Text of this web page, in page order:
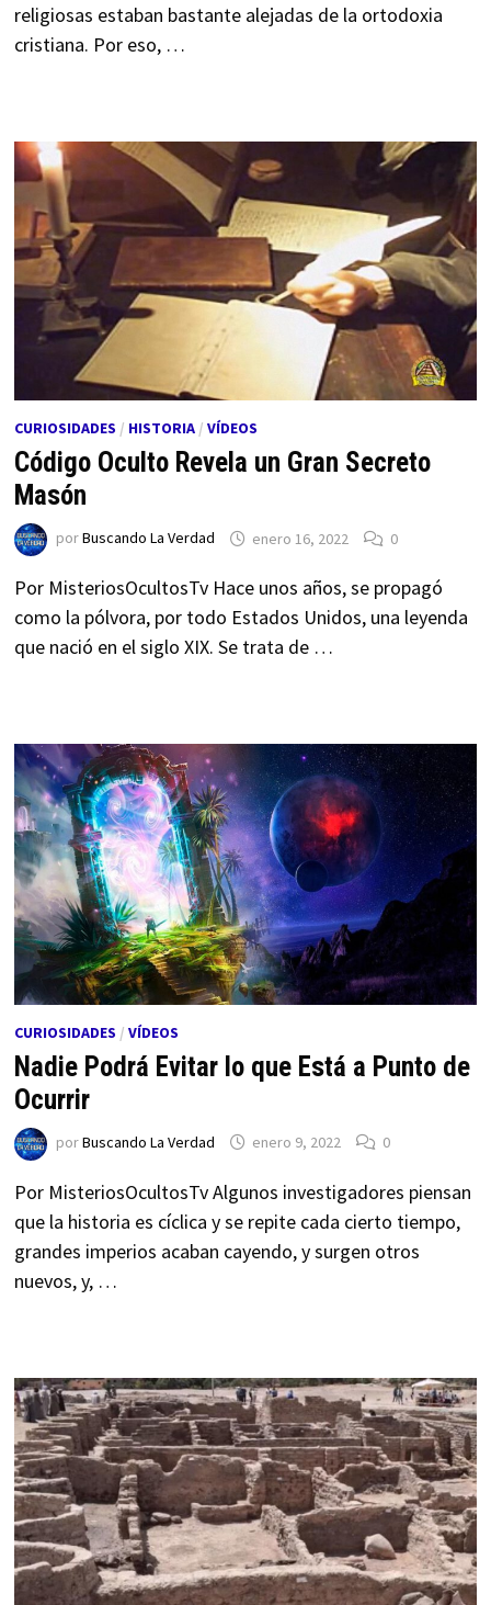
religiosas estaban bastante alejadas de la ortodoxia
cristiana. Por eso, …
CURIOSIDADES / HISTORIA/ VÍDEOS
Código Oculto Revela un Gran Secreto
Masón
porBuscando La Verdad enero 16, 2022 0
Por MisteriosOcultosTv Hace unos años, se propagó
como la pólvora, por todo Estados Unidos, una leyenda
que nació en el siglo XIX. Se trata de …
CURIOSIDADES / VÍDEOS
Nadie Podrá Evitar lo que Está a Punto de
Ocurrir
porBuscando La Verdad enero 9, 2022 0
Por MisteriosOcultosTv Algunos investigadores piensan
que la historia es cíclica y se repite cada cierto tiempo,
grandes imperios acaban cayendo, y surgen otros
nuevos, y, …